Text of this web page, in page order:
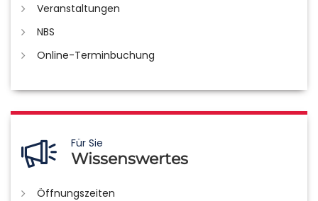
Veranstaltungen
NBS
Online-Terminbuchung
Für Sie
Wissenswertes
Öffnungszeiten